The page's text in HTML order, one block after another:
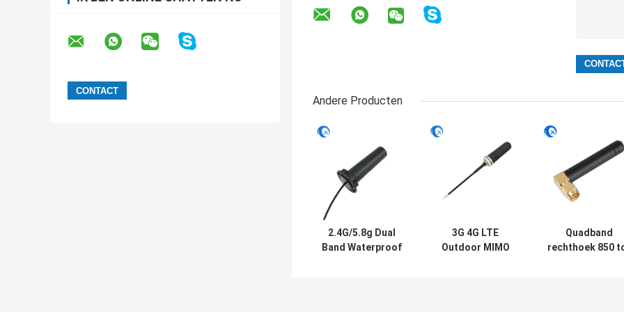
Andere Producten
2.4G/5.8g Dual
Band Waterproof
3G 4G LTE
Outdoor MIMO
Quadband
rechthoek 850